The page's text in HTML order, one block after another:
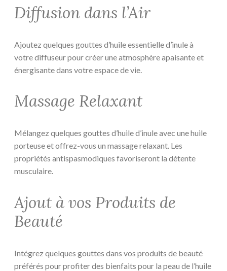
Diffusion dans l’Air
Ajoutez quelques gouttes d’huile essentielle d’inule à
votre diffuseur pour créer une atmosphère apaisante et
énergisante dans votre espace de vie.
Massage Relaxant
Mélangez quelques gouttes d’huile d’inule avec une huile
porteuse et offrez-vous un massage relaxant. Les
propriétés antispasmodiques favoriseront la détente
musculaire.
Ajout à vos Produits de
Beauté
Intégrez quelques gouttes dans vos produits de beauté
préférés pour profiter des bienfaits pour la peau de l’huile